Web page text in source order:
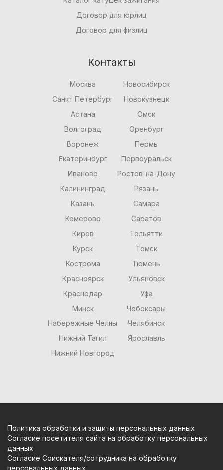
Договор для юрлиц
Договор для физлиц
Контакты
Москва
Санкт Петербург
Астана
Волгоград
Воронеж
Екатеринбург
Иваново
Калининград
Казань
Кемерово
Киров
Курск
Кострома
Красноярск
Краснодар
Минск
Набережные Челны
Нижний Тагил
Нижний Новгород
Новосибирск
Новокузнецк
Омск
Оренбург
Пермь
Первоуральск
Ростов-на-Дону
Рязань
Самара
Саратов
Тольятти
Томск
Тюмень
Ульяновск
Уфа
Чебоксары
Челябинск
Ярославль
Политика обработки и защиты персональных данных
Согласие посетителя сайта на обработку персональных
данных
Согласие Соискателя/сотрудника на обработку
персональных данных